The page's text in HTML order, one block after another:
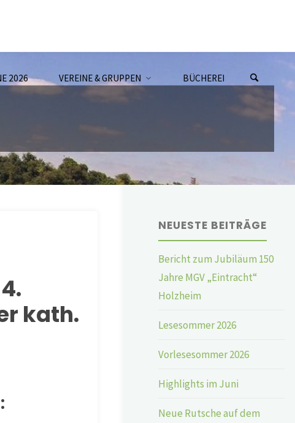
2026 VEREINE & GRUPPEN BÜCHEREI
kath.
NEUESTE BEITRÄGE
Bericht zum Jubiläum 150
Jahre MGV „Eintracht“
Holzheim
Lesesommer 2026
Vorlesesommer 2026
Highlights im Juni
Neue Rutsche auf dem